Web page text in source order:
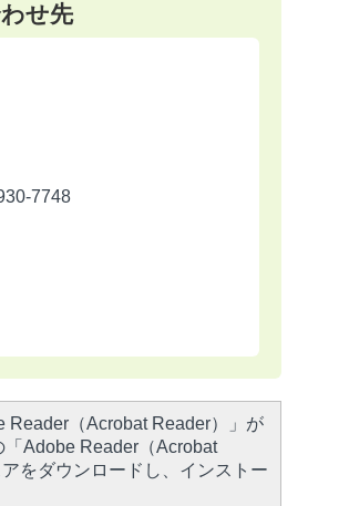
せ先
7748
Reader（Acrobat Reader）」が
Adobe Reader（Acrobat
をダウンロードし、インストー